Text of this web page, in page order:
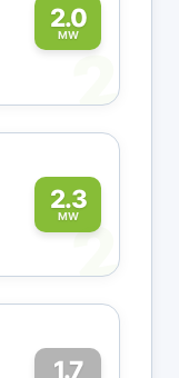
2.0
MW
2
2.3
MW
2
1.7